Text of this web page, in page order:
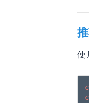
使